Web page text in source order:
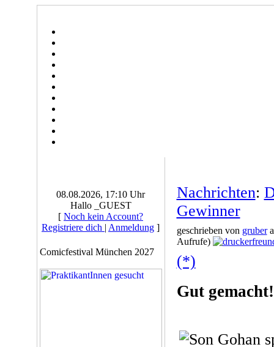
08.08.2026, 17:10 Uhr
Hallo _GUEST
[ Noch kein Account?
Registriere dich | Anmeldung ]
Comicfestival München 2027
Nachrichten:
Gewinner
geschrieben von gruber
Aufrufe)
(*)
Gut